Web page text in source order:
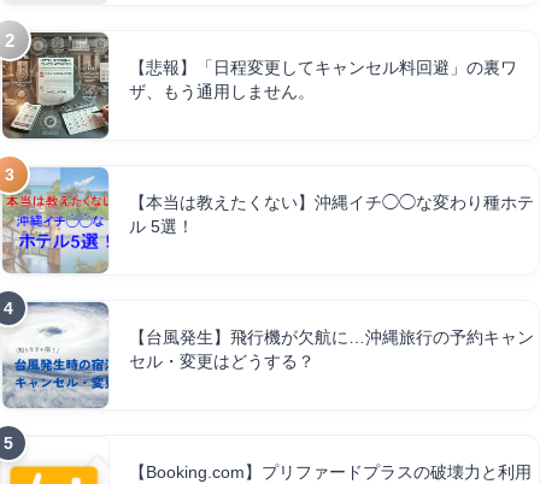
【悲報】「日程変更してキャンセル料回避」の裏ワ
ザ、もう通用しません。
【本当は教えたくない】沖縄イチ◯◯な変わり種ホテ
ル 5選！
【台風発生】飛行機が欠航に…沖縄旅行の予約キャン
セル・変更はどうする？
【Booking.com】プリファードプラスの破壊力と利用